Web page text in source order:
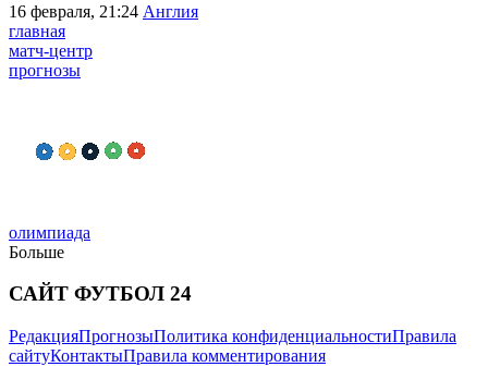
16 февраля, 21:24 Англия
главная
матч-центр
прогнозы
олимпиада
Больше
САЙТ ФУТБОЛ 24
РедакцияПрогнозыПолитика конфиденциальностиПравила
сайтуКонтактыПравила комментирования